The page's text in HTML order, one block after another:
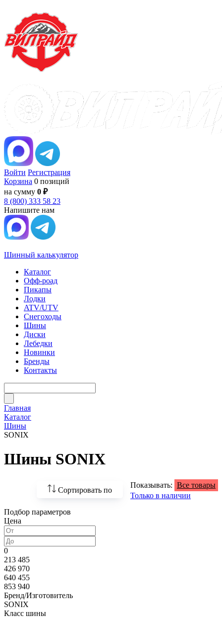
Войти Регистрация
Корзина 0 позиций
на сумму 0 ₽
8 (800) 333 58 23
Напишите нам
Шинный калькулятор
Каталог
Офф-роад
Пикапы
Лодки
ATV/UTV
Снегоходы
Шины
Диски
Лебедки
Новинки
Бренды
Контакты
Главная
Каталог
Шины
SONIX
Шины SONIX
Сортировать по
По возрастанию
По популярности
Показывать: Все товары
Только в наличии
Подбор параметров
Цена
0
213 485
426 970
640 455
853 940
Бренд/Изготовитель
SONIX
Класс шины